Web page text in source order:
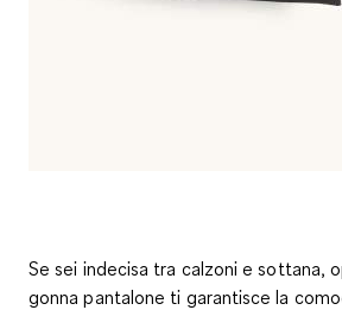
Se sei indecisa tra calzoni e sottana,
gonna pantalone ti garantisce la